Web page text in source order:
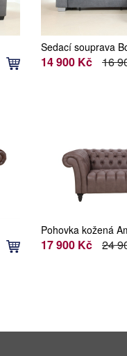
Sedací souprava
Factory
14 900 Kč 16
Pohovka kožená
Gutmann Factory
17 900 Kč 24